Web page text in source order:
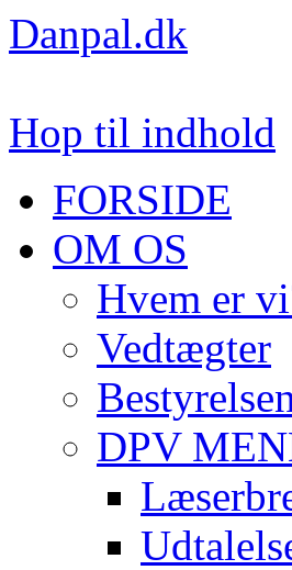
Danpal.dk
Hop til indhold
FORSIDE
OM OS
Hvem er
Vedtægter
DPV